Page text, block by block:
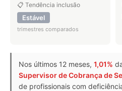
📋 Tendência inclusão
Estável
trimestres comparados
Nos últimos 12 meses, 1,01%
Supervisor de Cobrança de
de profissionais com